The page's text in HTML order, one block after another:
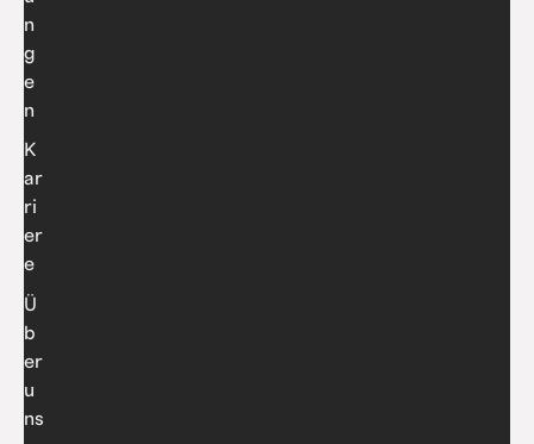
n
g
e
n
K
ar
ri
er
e
Ü
b
er
u
ns